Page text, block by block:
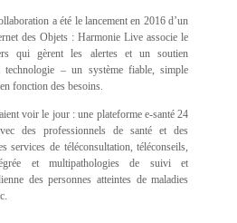
a été le lancement en 2016 d’un
des Objets : Harmonie Live associe le
qui gèrent les alertes et un soutien
– un système fiable, simple
fonction des besoins.
voir le jour : une plateforme e-santé 24
des professionnels de santé et des
services de téléconsultation, téléconseils,
et multipathologies de suivi et
des personnes atteintes de maladies